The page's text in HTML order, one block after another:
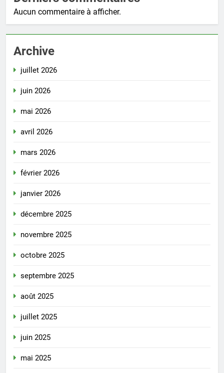
Aucun commentaire à afficher.
Archive
juillet 2026
juin 2026
mai 2026
avril 2026
mars 2026
février 2026
janvier 2026
décembre 2025
novembre 2025
octobre 2025
septembre 2025
août 2025
juillet 2025
juin 2025
mai 2025